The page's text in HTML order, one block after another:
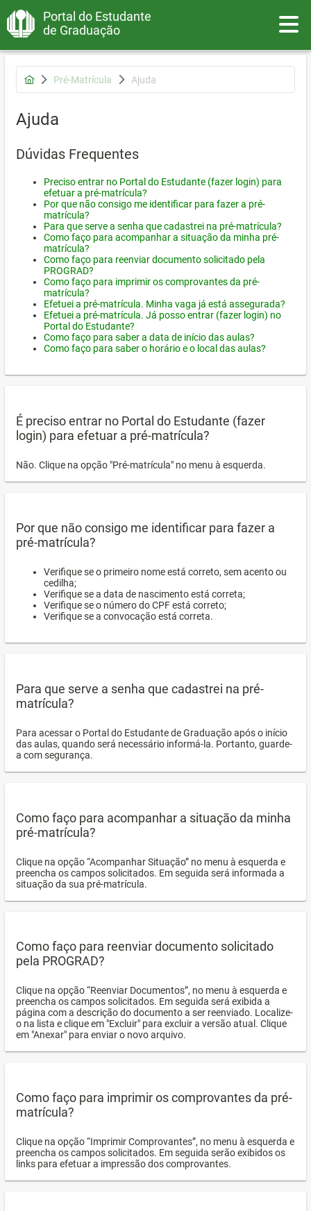
Portal do Estudante
de Graduação
Pré-Matrícula Ajuda
Ajuda
Dúvidas Frequentes
Preciso entrar no Portal do Estudante (fazer login) para
efetuar a pré-matrícula?
Por que não consigo me identificar para fazer a pré-
matrícula?
Para que serve a senha que cadastrei na pré-matrícula?
Como faço para acompanhar a situação da minha pré-
matrícula?
Como faço para reenviar documento solicitado pela
PROGRAD?
Como faço para imprimir os comprovantes da pré-
matrícula?
Efetuei a pré-matrícula. Minha vaga já está assegurada?
Efetuei a pré-matrícula. Já posso entrar (fazer login) no
Portal do Estudante?
Como faço para saber a data de início das aulas?
Como faço para saber o horário e o local das aulas?
É preciso entrar no Portal do Estudante (fazer
login) para efetuar a pré-matrícula?
Não. Clique na opção "Pré-matrícula" no menu à esquerda.
Por que não consigo me identificar para fazer a
pré-matrícula?
Verifique se o primeiro nome está correto, sem acento ou
cedilha;
Verifique se a data de nascimento está correta;
Verifique se o número do CPF está correto;
Verifique se a convocação está correta.
Para que serve a senha que cadastrei na pré-
matrícula?
Para acessar o Portal do Estudante de Graduação após o início
das aulas, quando será necessário informá-la. Portanto, guarde-
a com segurança.
Como faço para acompanhar a situação da minha
pré-matrícula?
Clique na opção “Acompanhar Situação” no menu à esquerda e
preencha os campos solicitados. Em seguida será informada a
situação da sua pré-matrícula.
Como faço para reenviar documento solicitado
pela PROGRAD?
Clique na opção “Reenviar Documentos”, no menu à esquerda e
preencha os campos solicitados. Em seguida será exibida a
página com a descrição do documento a ser reenviado. Localize-
o na lista e clique em "Excluir" para excluir a versão atual. Clique
em "Anexar" para enviar o novo arquivo.
Como faço para imprimir os comprovantes da pré-
matrícula?
Clique na opção “Imprimir Comprovantes”, no menu à esquerda e
preencha os campos solicitados. Em seguida serão exibidos os
links para efetuar a impressão dos comprovantes.